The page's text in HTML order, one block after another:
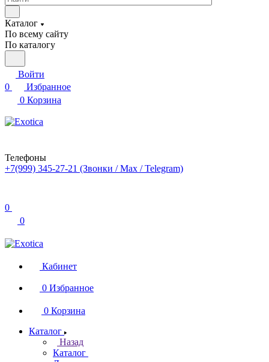
Каталог
По всему сайту
По каталогу
Войти
0
Избранное
0 Корзина
Телефоны
+7(999) 345-27-21 (Звонки / Max / Telegram)
0
0
Кабинет
0 Избранное
0 Корзина
Каталог
Назад
Каталог